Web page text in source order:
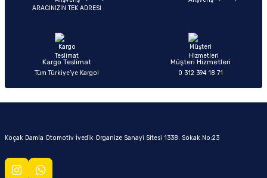
ARACINIZIN TEK ADRESİ
Kargo Teslimat
Tüm Türkiye’ye Kargo!
Müşteri Hizmetleri
0 312 394 18 71
Koçak Damla Otomotiv İvedik Organize Sanayi Sitesi 1338. Sokak No:23